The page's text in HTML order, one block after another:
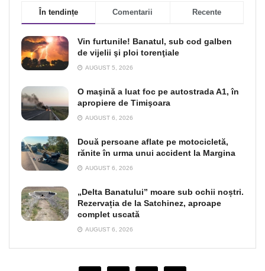
În tendințe Comentarii Recente
Vin furtunile! Banatul, sub cod galben
de vijelii şi ploi torenţiale
AUGUST 5, 2026
O maşină a luat foc pe autostrada A1, în
apropiere de Timişoara
AUGUST 6, 2026
Două persoane aflate pe motocicletă,
rănite în urma unui accident la Margina
AUGUST 6, 2026
„Delta Banatului” moare sub ochii noștri.
Rezervația de la Satchinez, aproape
complet uscată
AUGUST 6, 2026